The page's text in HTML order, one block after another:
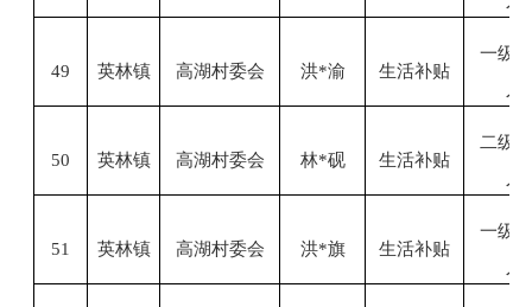
49 英林镇 高湖村委会 洪*渝 生活补贴
一级
50 英林镇 高湖村委会 林*砚 生活补贴
二级
51 英林镇 高湖村委会 洪*旗 生活补贴
一级